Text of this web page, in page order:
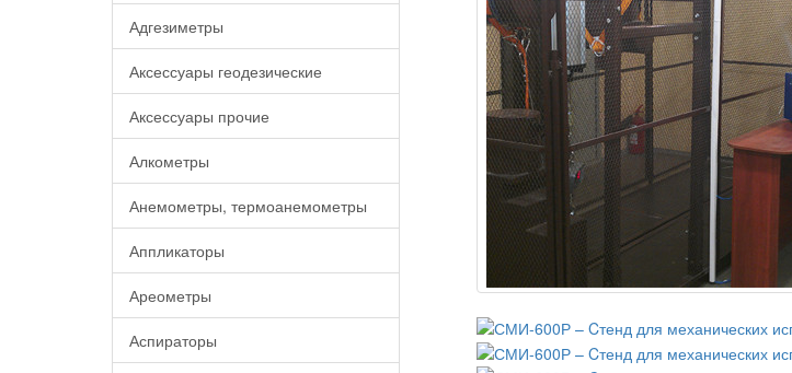
Адгезиметры
Аксессуары геодезические
Аксессуары прочие
Алкометры
Анемометры, термоанемометры
Аппликаторы
Ареометры
Аспираторы